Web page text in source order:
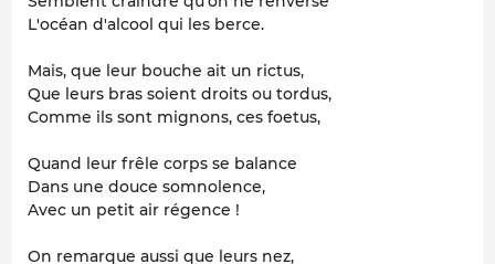
L'océan d'alcool qui les berce.
Mais, que leur bouche ait un rictus,
Que leurs bras soient droits ou tordus,
Comme ils sont mignons, ces foetus,
Quand leur frêle corps se balance
Dans une douce somnolence,
Avec un petit air régence !
On remarque aussi que leurs nez,